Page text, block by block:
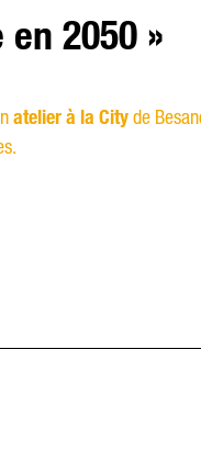
2050 »
atelier à la Cityde